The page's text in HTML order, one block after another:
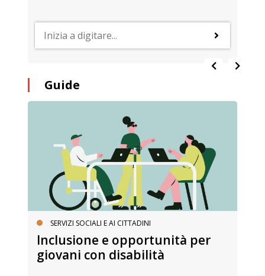
Guide
SERVIZI SOCIALI E AI CITTADINI
Inclusione e opportunità per
giovani con disabilità